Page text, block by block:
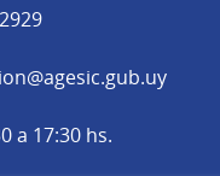
(Abrir
a 17:30 hs.